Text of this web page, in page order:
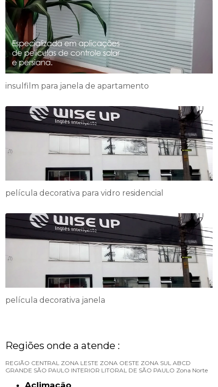
insulfilm para janela de apartamento
película decorativa para vidro residencial
película decorativa janela
Regiões onde a atende :
REGIÃO CENTRAL ZONA LESTE ZONA OESTE ZONA SUL ABCD
GRANDE SÃO PAULO INTERIOR LITORAL DE SÃO PAULO Zona Norte